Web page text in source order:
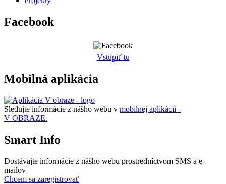
Facebook
Vstúpiť tu
Mobilná aplikácia
Sledujte informácie z nášho webu v mobilnej aplikácii -
V OBRAZE.
Smart Info
Dostávajte informácie z nášho webu prostredníctvom SMS a e-
mailov
Chcem sa zaregistrovať